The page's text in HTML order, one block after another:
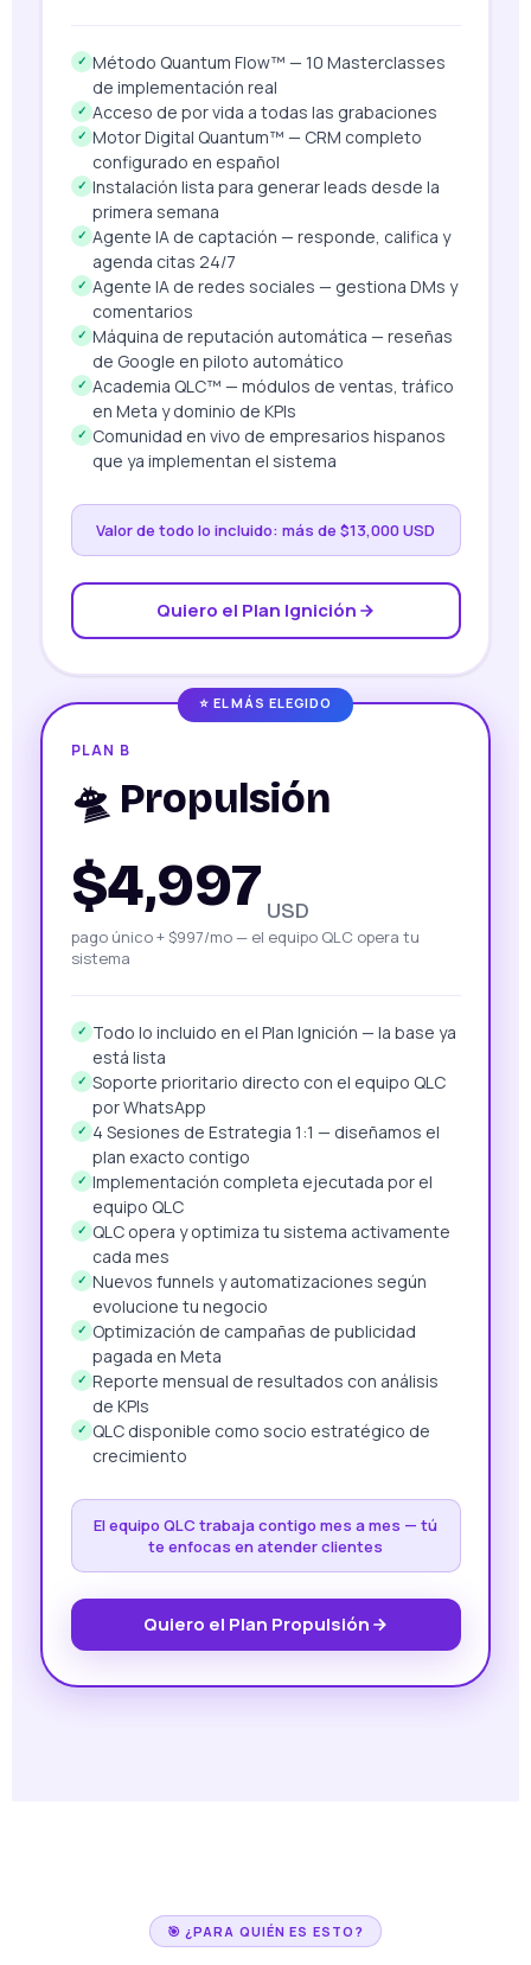
✓ Método Quantum Flow™ — 10 Masterclasses
de implementación real
✓ Acceso de por vida a todas las grabaciones
✓ Motor Digital Quantum™ — CRM completo
configurado en español
✓ Instalación lista para generar leads desde la
primera semana
✓ Agente IA de captación — responde, califica y
agenda citas 24/7
✓ Agente IA de redes sociales — gestiona DMs y
comentarios
✓ Máquina de reputación automática — reseñas
de Google en piloto automático
✓ Academia QLC™ — módulos de ventas, tráfico
en Meta y dominio de KPIs
✓ Comunidad en vivo de empresarios hispanos
que ya implementan el sistema
Valor de todo lo incluido: más de $13,000 USD
Quiero el Plan Ignición
⭐ EL MÁS ELEGIDO
PLAN B
🛸 Propulsión
$4,997 USD
pago único + $997/mo — el equipo QLC opera tu
sistema
✓ Todo lo incluido en el Plan Ignición — la base ya
está lista
✓ Soporte prioritario directo con el equipo QLC
por WhatsApp
✓ 4 Sesiones de Estrategia 1:1 — diseñamos el
plan exacto contigo
✓ Implementación completa ejecutada por el
equipo QLC
✓ QLC opera y optimiza tu sistema activamente
cada mes
✓ Nuevos funnels y automatizaciones según
evolucione tu negocio
✓ Optimización de campañas de publicidad
pagada en Meta
✓ Reporte mensual de resultados con análisis
de KPIs
✓ QLC disponible como socio estratégico de
crecimiento
El equipo QLC trabaja contigo mes a mes — tú
te enfocas en atender clientes
Quiero el Plan Propulsión
🎯 ¿PARA QUIÉN ES ESTO?